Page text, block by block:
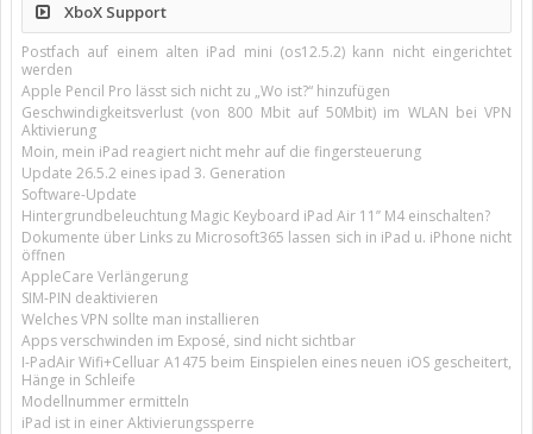
XboX Support
Postfach auf einem alten iPad mini (os12.5.2) kann nicht eingerichtet
werden
Apple Pencil Pro lässt sich nicht zu „Wo ist?“ hinzufügen
Geschwindigkeitsverlust (von 800 Mbit auf 50Mbit) im WLAN bei VPN
Aktivierung
Moin, mein iPad reagiert nicht mehr auf die fingersteuerung
Update 26.5.2 eines ipad 3. Generation
Software-Update
Hintergrundbeleuchtung Magic Keyboard iPad Air 11’’ M4 einschalten?
Dokumente über Links zu Microsoft365 lassen sich in iPad u. iPhone nicht
öffnen
AppleCare Verlängerung
SIM-PIN deaktivieren
Welches VPN sollte man installieren
Apps verschwinden im Exposé, sind nicht sichtbar
I-PadAir Wifi+Celluar A1475 beim Einspielen eines neuen iOS gescheitert,
Hänge in Schleife
Modellnummer ermitteln
iPad ist in einer Aktivierungssperre